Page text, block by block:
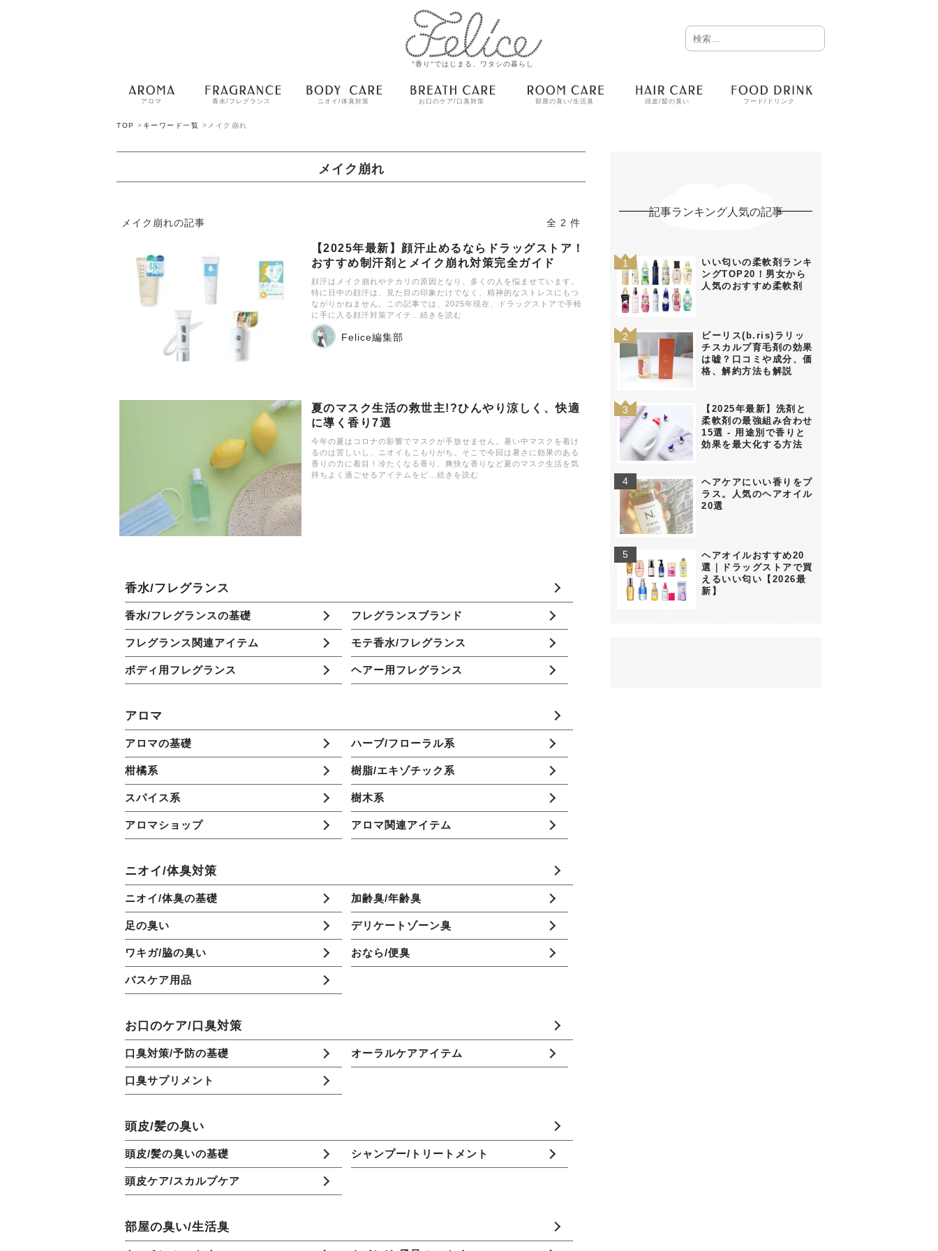
"香り"ではじまる、ワタシの暮らし
アロマ 香水/フレグランス ニオイ/体臭対策 お口のケア/口臭対策 部屋の臭い/生活臭 頭皮/髪の臭い フード/ドリンク
TOP > キーワード一覧 > メイク崩れ
メイク崩れ
メイク崩れの記事 全 2 件
【2025年最新】顔汗止めるならドラッグストア！
おすすめ制汗剤とメイク崩れ対策完全ガイド
顔汗はメイク崩れやテカリの原因となり、多くの人を悩ませています。
特に日中の顔汗は、見た目の印象だけでなく、精神的なストレスにもつ
ながりかねません。この記事では、2025年現在、ドラッグストアで手軽
に手に入る顔汗対策アイテ…続きを読む
Felice編集部
夏のマスク生活の救世主!?ひんやり涼しく、快適
に導く香り7選
今年の夏はコロナの影響でマスクが手放せません。暑い中マスクを着け
るのは苦しいし、ニオイもこもりがち。そこで今回は暑さに効果のある
香りの力に着目！冷たくなる香り、爽快な香りなど夏のマスク生活を気
持ちよく過ごせるアイテムをピ…続きを読む
香水/フレグランス
香水/フレグランスの基礎 フレグランスブランド
フレグランス関連アイテム モテ香水/フレグランス
ボディ用フレグランス ヘアー用フレグランス
アロマ
アロマの基礎 ハーブ/フローラル系
柑橘系 樹脂/エキゾチック系
スパイス系 樹木系
アロマショップ アロマ関連アイテム
ニオイ/体臭対策
ニオイ/体臭の基礎 加齢臭/年齢臭
足の臭い デリケートゾーン臭
ワキガ/脇の臭い おなら/便臭
バスケア用品
お口のケア/口臭対策
口臭対策/予防の基礎 オーラルケアアイテム
口臭サプリメント
頭皮/髪の臭い
頭皮/髪の臭いの基礎 シャンプー/トリートメント
頭皮ケア/スカルプケア
部屋の臭い/生活臭
記事ランキング人気の記事
いい匂いの柔軟剤ランキ
ングTOP20！男女から
人気のおすすめ柔軟剤
ビーリス(b.ris)ラリッ
チスカルプ育毛剤の効果
は嘘？口コミや成分、価
格、解約方法も解説
【2025年最新】洗剤と
柔軟剤の最強組み合わせ
15選 - 用途別で香りと
効果を最大化する方法
ヘアケアにいい香りをプ
ラス。人気のヘアオイル
20選
ヘアオイルおすすめ20
選｜ドラッグストアで買
えるいい匂い【2026最
新】